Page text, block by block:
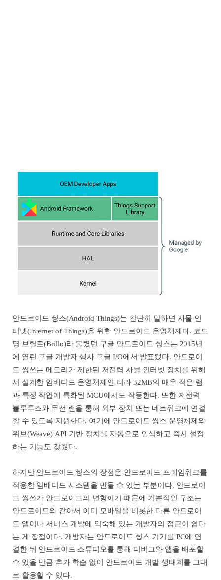
안드로이드 씽스(Android Things)는 간단히 말하면 사물 인
터넷(Internet of Things)을 위한 안드로이드 운영체제다. 코드
명 브릴로(Brillo)라 불렸던 구글 안드로이드 씽스는 2015년
에 열린 구글 개발자 행사 구글 I/O에서 발표됐다. 안드로이
드 씽쓰는 메모리가 제한된 저전력 사물 인터넷 장치를 위해
서 설계한 임베디드 운영체제인 터라 32MB의 매우 적은 램
과 특정 작업에 특화된 MCU에서도 작동한다. 또한 저전력
블루투스와 무선 랜을 통해 외부 장치 또는 네트워크에 연결
할 수 있도록 지원한다. 여기에 안드로이드 씽스 운영체제와
위브(Weave) API 기반 장치를 자동으로 인식하고 즉시 설정
하는 기능도 갖췄다.
하지만 안드로이드 씽스의 장점은 안드로이드 프레임워크를
적용한 임베디드 시스템을 만들 수 있는 부분이다. 안드로이
드 씽쓰가 안드로이드의 변형이기 때문에 기본적인 구조는
안드로이드와 같아서 이미 모바일을 비롯한 다른 안드로이
드 앱이나 서비스 개발에 익숙해 있는 개발자의 접근이 쉽다
는 게 장점이다. 개발자는 안드로이드 씽스 기기를 PC에 연
결한 뒤 안드로이드 스튜디오를 통해 디버그와 앱을 배포할
수 있을 만큼 추가 학습 없이 안드로이드 개발 생태계를 그대
로 활용할 수 있다.